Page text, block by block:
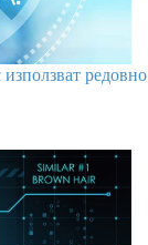
редовно